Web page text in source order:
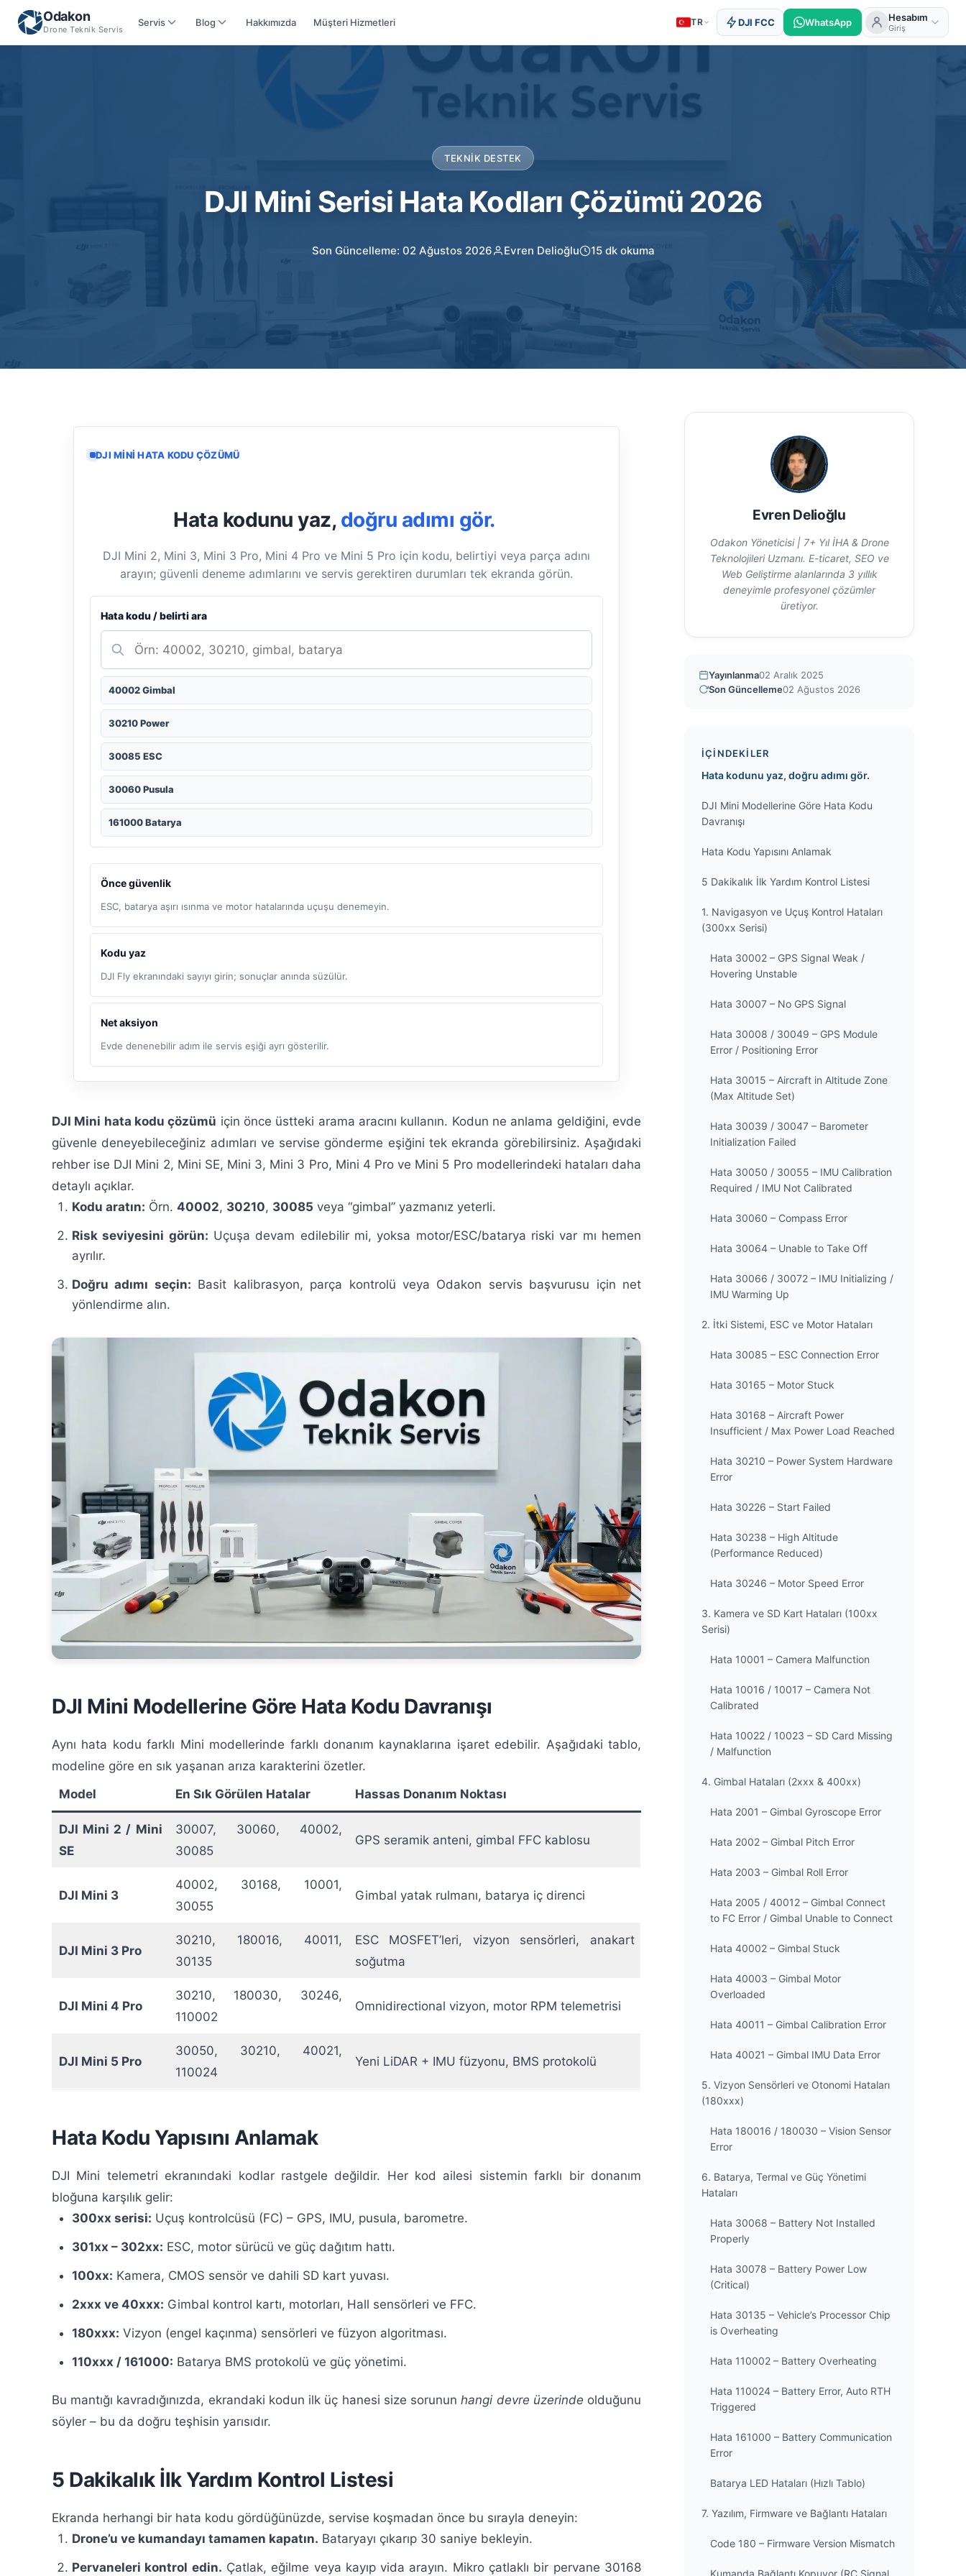
Odakon
Drone Teknik Servis
Servis Blog Hakkımızda Müşteri Hizmetleri TR DJI FCC WhatsApp Hesabım
Giriş
TEKNIK DESTEK
DJI Mini Serisi Hata Kodları Çözümü 2026
Son Güncelleme: 02 Ağustos 2026 Evren Delioğlu 15 dk okuma
DJI MINI HATA KODU ÇÖZÜMÜ
Hata kodunu yaz, doğru adımı gör.
DJI Mini 2, Mini 3, Mini 3 Pro, Mini 4 Pro ve Mini 5 Pro için kodu, belirtiyi veya parça adını
arayın; güvenli deneme adımlarını ve servis gerektiren durumları tek ekranda görün.
Hata kodu / belirti ara
40002 Gimbal
30210 Power
30085 ESC
30060 Pusula
161000 Batarya
Önce güvenlik
ESC, batarya aşırı ısınma ve motor hatalarında uçuşu denemeyin.
Kodu yaz
DJI Fly ekranındaki sayıyı girin; sonuçlar anında süzülür.
Net aksiyon
Evde denenebilir adım ile servis eşiği ayrı gösterilir.
DJI Mini hata kodu çözümü için önce üstteki arama aracını kullanın. Kodun ne anlama geldiğini, evde
güvenle deneyebileceğiniz adımları ve servise gönderme eşiğini tek ekranda görebilirsiniz. Aşağıdaki
rehber ise DJI Mini 2, Mini SE, Mini 3, Mini 3 Pro, Mini 4 Pro ve Mini 5 Pro modellerindeki hataları daha
detaylı açıklar.
Kodu aratın: Örn. 40002, 30210, 30085 veya “gimbal” yazmanız yeterli.
Risk seviyesini görün: Uçuşa devam edilebilir mi, yoksa motor/ESC/batarya riski var mı hemen
ayrılır.
Doğru adımı seçin: Basit kalibrasyon, parça kontrolü veya Odakon servis başvurusu için net
yönlendirme alın.
DJI Mini Modellerine Göre Hata Kodu Davranışı
Aynı hata kodu farklı Mini modellerinde farklı donanım kaynaklarına işaret edebilir. Aşağıdaki tablo,
modeline göre en sık yaşanan arıza karakterini özetler.
Model
En Sık Görülen Hatalar Hassas Donanım Noktası
DJI Mini 2 / Mini
SE
30007, 30060, 40002,
30085
GPS seramik anteni, gimbal FFC kablosu
DJI Mini 3
40002, 30168, 10001,
30055
Gimbal yatak rulmanı, batarya iç direnci
DJI Mini 3 Pro
30210, 180016, 40011,
30135
ESC MOSFET’leri, vizyon sensörleri, anakart
soğutma
DJI Mini 4 Pro
30210, 180030, 30246,
110002
Omnidirectional vizyon, motor RPM telemetrisi
DJI Mini 5 Pro
30050, 30210, 40021,
110024
Yeni LiDAR + IMU füzyonu, BMS protokolü
Hata Kodu Yapısını Anlamak
DJI Mini telemetri ekranındaki kodlar rastgele değildir. Her kod ailesi sistemin farklı bir donanım
bloğuna karşılık gelir:
300xx serisi: Uçuş kontrolcüsü (FC) – GPS, IMU, pusula, barometre.
301xx – 302xx: ESC, motor sürücü ve güç dağıtım hattı.
100xx: Kamera, CMOS sensör ve dahili SD kart yuvası.
2xxx ve 40xxx: Gimbal kontrol kartı, motorları, Hall sensörleri ve FFC.
180xxx: Vizyon (engel kaçınma) sensörleri ve füzyon algoritması.
110xxx / 161000: Batarya BMS protokolü ve güç yönetimi.
Bu mantığı kavradığınızda, ekrandaki kodun ilk üç hanesi size sorununhangi devre üzerinde olduğunu
söyler – bu da doğru teşhisin yarısıdır.
5 Dakikalık İlk Yardım Kontrol Listesi
Ekranda herhangi bir hata kodu gördüğünüzde, servise koşmadan önce bu sırayla deneyin:
Drone’u ve kumandayı tamamen kapatın. Bataryayı çıkarıp 30 saniye bekleyin.
Pervaneleri kontrol edin. Çatlak, eğilme veya kayıp vida arayın. Mikro çatlaklı bir pervane 30168
Evren Delioğlu
Odakon Yöneticisi | 7+ Yıl İHA & Drone
Teknolojileri Uzmanı. E-ticaret, SEO ve
Web Geliştirme alanlarında 3 yıllık
deneyimle profesyonel çözümler
üretiyor.
Yayınlanma02 Aralık 2025
Son Güncelleme02 Ağustos 2026
İÇINDEKILER
Hata kodunu yaz, doğru adımı gör.
DJI Mini Modellerine Göre Hata Kodu
Davranışı
Hata Kodu Yapısını Anlamak
5 Dakikalık İlk Yardım Kontrol Listesi
1. Navigasyon ve Uçuş Kontrol Hataları
(300xx Serisi)
Hata 30002 – GPS Signal Weak /
Hovering Unstable
Hata 30007 – No GPS Signal
Hata 30008 / 30049 – GPS Module
Error / Positioning Error
Hata 30015 – Aircraft in Altitude Zone
(Max Altitude Set)
Hata 30039 / 30047 – Barometer
Initialization Failed
Hata 30050 / 30055 – IMU Calibration
Required / IMU Not Calibrated
Hata 30060 – Compass Error
Hata 30064 – Unable to Take Off
Hata 30066 / 30072 – IMU Initializing /
IMU Warming Up
2. İtki Sistemi, ESC ve Motor Hataları
Hata 30085 – ESC Connection Error
Hata 30165 – Motor Stuck
Hata 30168 – Aircraft Power
Insufficient / Max Power Load Reached
Hata 30210 – Power System Hardware
Error
Hata 30226 – Start Failed
Hata 30238 – High Altitude
(Performance Reduced)
Hata 30246 – Motor Speed Error
3. Kamera ve SD Kart Hataları (100xx
Serisi)
Hata 10001 – Camera Malfunction
Hata 10016 / 10017 – Camera Not
Calibrated
Hata 10022 / 10023 – SD Card Missing
/ Malfunction
4. Gimbal Hataları (2xxx & 400xx)
Hata 2001 – Gimbal Gyroscope Error
Hata 2002 – Gimbal Pitch Error
Hata 2003 – Gimbal Roll Error
Hata 2005 / 40012 – Gimbal Connect
to FC Error / Gimbal Unable to Connect
Hata 40002 – Gimbal Stuck
Hata 40003 – Gimbal Motor
Overloaded
Hata 40011 – Gimbal Calibration Error
Hata 40021 – Gimbal IMU Data Error
5. Vizyon Sensörleri ve Otonomi Hataları
(180xxx)
Hata 180016 / 180030 – Vision Sensor
Error
6. Batarya, Termal ve Güç Yönetimi
Hataları
Hata 30068 – Battery Not Installed
Properly
Hata 30078 – Battery Power Low
(Critical)
Hata 30135 – Vehicle’s Processor Chip
is Overheating
Hata 110002 – Battery Overheating
Hata 110024 – Battery Error, Auto RTH
Triggered
Hata 161000 – Battery Communication
Error
Batarya LED Hataları (Hızlı Tablo)
7. Yazılım, Firmware ve Bağlantı Hataları
Code 180 – Firmware Version Mismatch
Kumanda Bağlantı Kopuyor (RC Signal